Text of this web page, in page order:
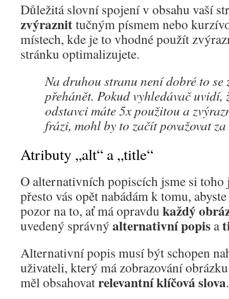
Důležitá slovní spojení v obsahu vaší
zvýraznittučným písmem nebo
místech, kde je to vhodné použít
stránku optimalizujete.
Na druhou stranu není dobré to se
přehánět. Pokud vyhledávač uvidí,
odstavci máte 5x použitou a
frázi, mohl by to začít považovat za
Atributy „alt“ a „title“
O alternativních popiscích jsme si
přesto vás opět nabádám k tomu,
pozor na to, ať má opravdu každý
uvedený správný alternativní popis a
Alternativní popis musí být schopen
uživateli, který má zobrazování
měl obsahovatrelevantní klíčová slova.